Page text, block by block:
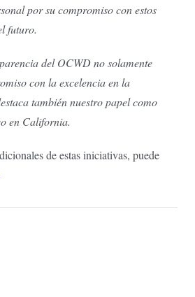
por su compromiso con estos
futuro.
del OCWD no solamente
con la excelencia en la
también nuestro papel como
en California.
de estas iniciativas, puede